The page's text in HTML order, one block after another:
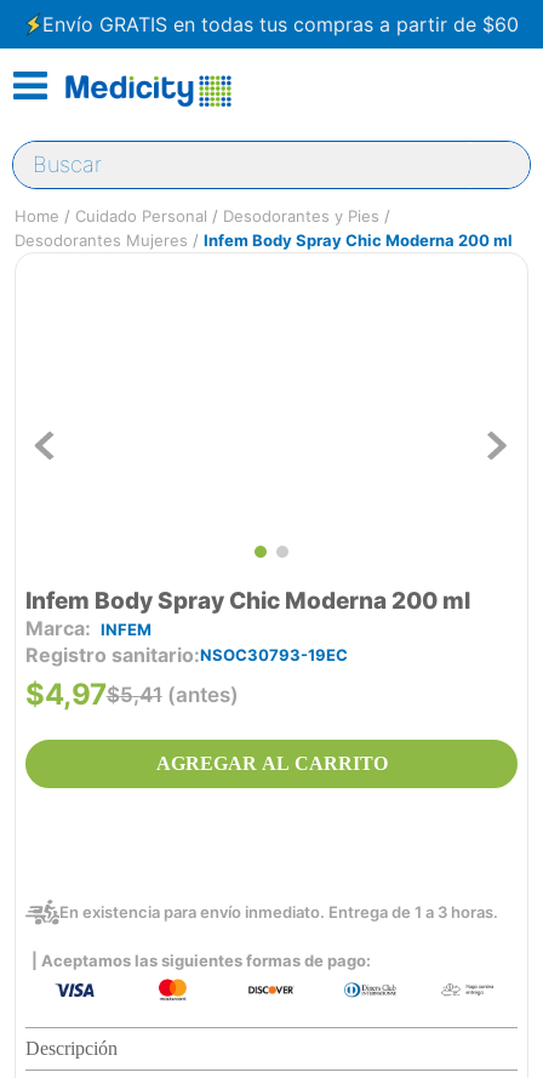
Envío GRATIS en todas tus compras a partir de $60
Buscar
Cuidado Personal
Desodorantes y Pies
Desodorantes Mujeres
Infem Body Spray Chic Moderna 200 ml
Infem Body Spray Chic Moderna 200 ml
INFEM
Registro sanitario NSOC30793-19EC
$5,41 (antes)
$4,97
AGREGAR AL CARRITO
En existencia para envío inmediato. Entrega de 1 a 3 horas.
| Aceptamos las siguientes formas de pago:
Descripción